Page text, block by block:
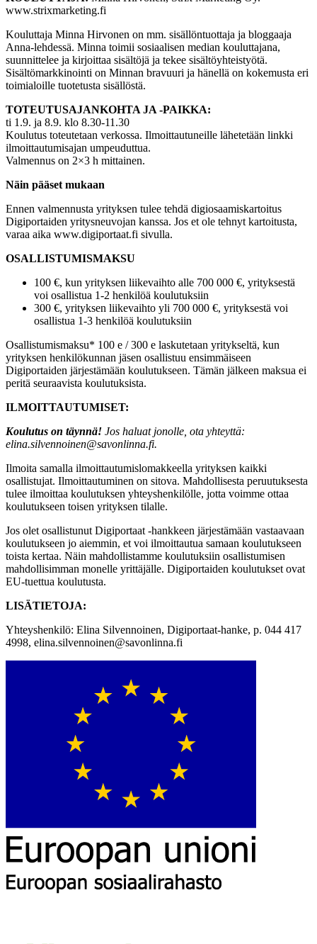
www.strixmarketing.fi
Kouluttaja Minna Hirvonen on mm. sisällöntuottaja ja bloggaaja
Anna-lehdessä. Minna toimii sosiaalisen median kouluttajana,
suunnittelee ja kirjoittaa sisältöjä ja tekee sisältöyhteistyötä.
Sisältömarkkinointi on Minnan bravuuri ja hänellä on kokemusta eri
toimialoille tuotetusta sisällöstä.
TOTEUTUSAJANKOHTA JA -PAIKKA:
ti 1.9. ja 8.9. klo 8.30-11.30
Koulutus toteutetaan verkossa. Ilmoittautuneille lähetetään linkki
ilmoittautumisajan umpeuduttua.
Valmennus on 2×3 h mittainen.
Näin pääset mukaan
Ennen valmennusta yrityksen tulee tehdä digiosaamiskartoitus
Digiportaiden yritysneuvojan kanssa. Jos et ole tehnyt kartoitusta,
varaa aika www.digiportaat.fi sivulla.
OSALLISTUMISMAKSU
100 €, kun yrityksen liikevaihto alle 700 000 €, yrityksestä
voi osallistua 1-2 henkilöä koulutuksiin
300 €, yrityksen liikevaihto yli 700 000 €, yrityksestä voi
osallistua 1-3 henkilöä koulutuksiin
Osallistumismaksu* 100 e / 300 e laskutetaan yritykseltä, kun
yrityksen henkilökunnan jäsen osallistuu ensimmäiseen
Digiportaiden järjestämään koulutukseen. Tämän jälkeen maksua ei
peritä seuraavista koulutuksista.
ILMOITTAUTUMISET:
Koulutus on täynnä! Jos haluat jonolle, ota yhteyttä:
elina.silvennoinen@savonlinna.fi.
Ilmoita samalla ilmoittautumislomakkeella yrityksen kaikki
osallistujat. Ilmoittautuminen on sitova. Mahdollisesta peruutuksesta
tulee ilmoittaa koulutuksen yhteyshenkilölle, jotta voimme ottaa
koulutukseen toisen yrityksen tilalle.
Jos olet osallistunut Digiportaat -hankkeen järjestämään vastaavaan
koulutukseen jo aiemmin, et voi ilmoittautua samaan koulutukseen
toista kertaa. Näin mahdollistamme koulutuksiin osallistumisen
mahdollisimman monelle yrittäjälle. Digiportaiden koulutukset ovat
EU-tuettua koulutusta.
LISÄTIETOJA:
Yhteyshenkilö: Elina Silvennoinen, Digiportaat-hanke, p. 044 417
4998, elina.silvennoinen@savonlinna.fi